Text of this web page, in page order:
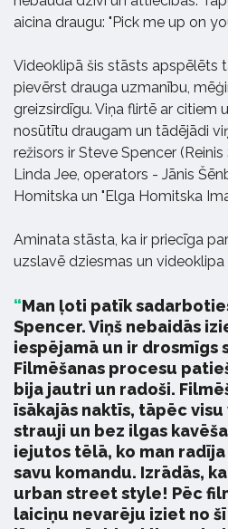
aicina draugu: "Pick me up on
Videoklipā šis stāsts apspēlēts
pievērst drauga uzmanību,
greizsirdīgu. Viņa flirtē ar citiem
nosūtītu draugam un tādējādi
režisors ir Steve Spencer
Linda Jee, operators - Jānis
Homitska un "Elga Homitska
Aminata stāsta, ka ir priecīga
uzslavē dziesmas un
Man ļoti patīk
Spencer. Viņš nebaidās
iespējamā un ir drosmīgs
Filmēšanas procesu
bija jautri un radoši.
īsākajās naktīs, tāpēc
strauji un bez ilgas
iejutos tēlā, ko man radīja
savu komandu. Izrādās,
urban street style! Pēc
laiciņu nevarēju iziet no